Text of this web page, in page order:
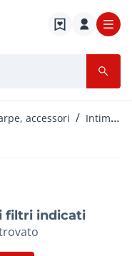
accessori Intimo e costumi da bagno da donna
filtri indicati